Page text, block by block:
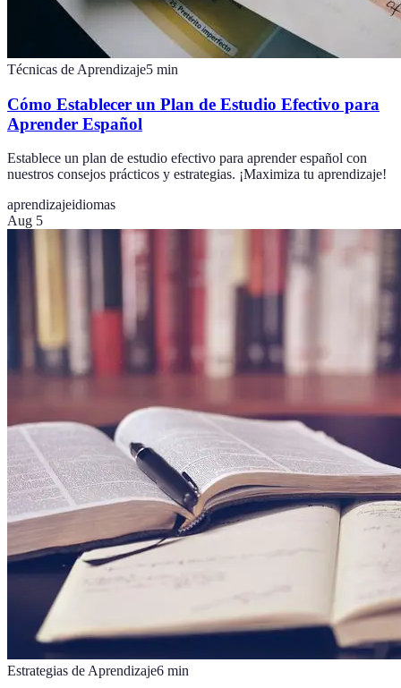
Técnicas de Aprendizaje5 min
Cómo Establecer un Plan de Estudio Efectivo para
Aprender Español
Establece un plan de estudio efectivo para aprender español con
nuestros consejos prácticos y estrategias. ¡Maximiza tu aprendizaje!
aprendizajeidiomas
Aug 5
Estrategias de Aprendizaje6 min